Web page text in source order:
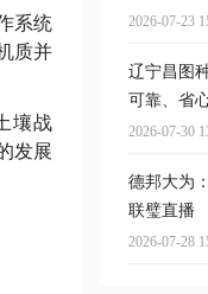
系统
质并
壤战
发展
2026-07-23
辽宁昌图
可靠、省
2026-07-30
德邦大为
联璧直播
2026-07-28